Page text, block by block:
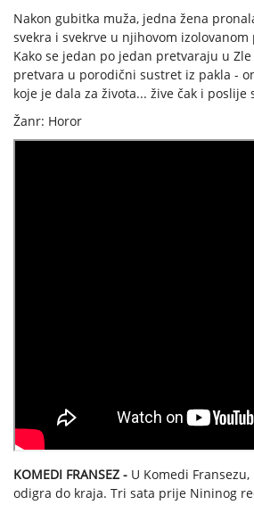
Nakon gubitka muža, jedna žena
svekra i svekrve u njihovom
Kako se jedan po jedan pretvaraju u
pretvara u porodični sustret iz pakla -
koje je dala za života... žive čak i poslije
Žanr: Horor
KOMEDI FRANSEZ - U Komedi
odigra do kraja. Tri sata prije Nininog